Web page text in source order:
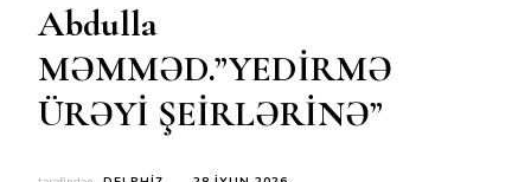
Abdulla
MƏMMƏD.”YEDİRMƏ
ÜRƏYİ ŞEİRLƏRİNƏ”